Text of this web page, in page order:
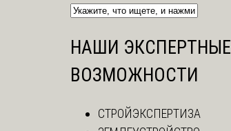
НАШИ ЭКСПЕРТНЫЕ
ВОЗМОЖНОСТИ
СТРОЙЭКСПЕРТИЗА